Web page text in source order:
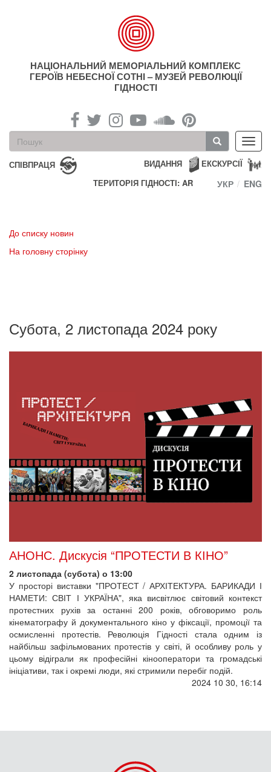
НАЦІОНАЛЬНИЙ МЕМОРІАЛЬНИЙ КОМПЛЕКС
ГЕРОЇВ НЕБЕСНОЇ СОТНІ – МУЗЕЙ РЕВОЛЮЦІЇ
ГІДНОСТІ
Пошукова
форма
Пошук
СПІВПРАЦЯ ЕКСКУРСІЇ
ВИДАННЯ
ТЕРИТОРІЯ ГІДНОСТІ: AR
УКР ENG
До списку новин
На головну сторінку
Субота, 2 листопада 2024 року
АНОНС. Дискусія “ПРОТЕСТИ В КІНО”
2 листопада (субота) о 13:00
У просторі виставки "ПРОТЕСТ / АРХІТЕКТУРА. БАРИКАДИ І
НАМЕТИ: СВІТ І УКРАЇНА", яка висвітлює світовий контекст
протестних рухів за останні 200 років, обговоримо роль
кінематографу й документального кіно у фіксації, промоції та
осмисленні протестів. Революція Гідності стала одним із
найбільш зафільмованих протестів у світі, й особливу роль у
цьому відіграли як професійні кінооператори та громадські
ініціативи, так і окремі люди, які стримили перебіг подій.
2024 10 30, 16:14